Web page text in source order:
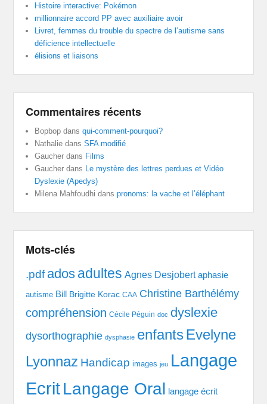
Histoire interactive: Pokémon
millionnaire accord PP avec auxiliaire avoir
Livret, femmes du trouble du spectre de l’autisme sans
déficience intellectuelle
élisions et liaisons
Commentaires récents
Bopbop dansqui-comment-pourquoi?
Nathalie dansSFA modifié
Gaucher dans Films
Gaucher dans Le mystère des lettres perdues et Vidéo
Dyslexie (Apedys)
Milena Mahfoudhi danspronoms: la vache et l’éléphant
Mots-clés
.pdf ados adultes Agnes Desjobert aphasie
autisme Bill Brigitte Korac CAA Christine Barthélémy
compréhension Cécile Péguin doc dyslexie
dysorthographie dysphasie enfants Evelyne
Lyonnaz Handicap images jeu Langage
EcritLangage Oral langage écrit